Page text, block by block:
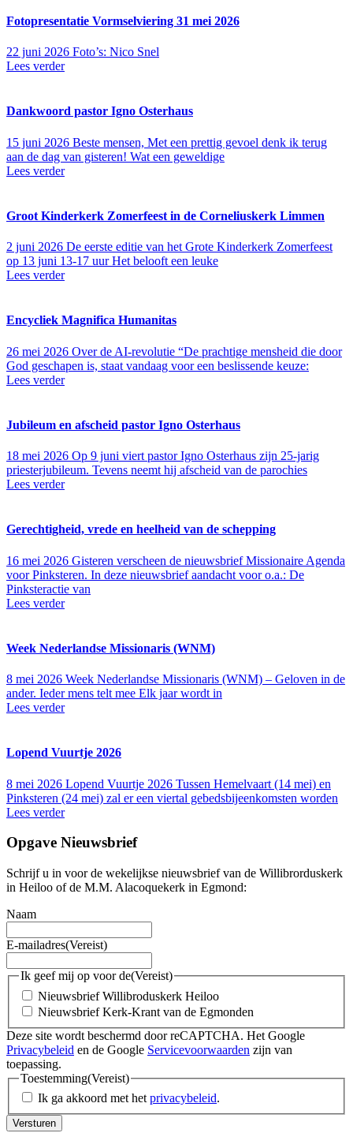
Fotopresentatie Vormselviering 31 mei 2026
22 juni 2026 Foto’s: Nico Snel
Lees verder
Dankwoord pastor Igno Osterhaus
15 juni 2026 Beste mensen, Met een prettig gevoel denk ik terug
aan de dag van gisteren! Wat een geweldige
Lees verder
Groot Kinderkerk Zomerfeest in de Corneliuskerk Limmen
2 juni 2026 De eerste editie van het Grote Kinderkerk Zomerfeest
op 13 juni 13-17 uur Het belooft een leuke
Lees verder
Encycliek Magnifica Humanitas
26 mei 2026 Over de AI-revolutie “De prachtige mensheid die door
God geschapen is, staat vandaag voor een beslissende keuze:
Lees verder
Jubileum en afscheid pastor Igno Osterhaus
18 mei 2026 Op 9 juni viert pastor Igno Osterhaus zijn 25-jarig
priesterjubileum. Tevens neemt hij afscheid van de parochies
Lees verder
Gerechtigheid, vrede en heelheid van de schepping
16 mei 2026 Gisteren verscheen de nieuwsbrief Missionaire Agenda
voor Pinksteren. In deze nieuwsbrief aandacht voor o.a.: De
Pinksteractie van
Lees verder
Week Nederlandse Missionaris (WNM)
8 mei 2026 Week Nederlandse Missionaris (WNM) – Geloven in de
ander. Ieder mens telt mee Elk jaar wordt in
Lees verder
Lopend Vuurtje 2026
8 mei 2026 Lopend Vuurtje 2026 Tussen Hemelvaart (14 mei) en
Pinksteren (24 mei) zal er een viertal gebedsbijeenkomsten worden
Lees verder
Opgave Nieuwsbrief
Schrijf u in voor de wekelijkse nieuwsbrief van de Willibrorduskerk
in Heiloo of de M.M. Alacoquekerk in Egmond:
Naam
E-mailadres(Vereist)
Ik geef mij op voor de(Vereist)
Nieuwsbrief Willibroduskerk Heiloo
Nieuwsbrief Kerk-Krant van de Egmonden
Deze site wordt beschermd door reCAPTCHA. Het Google
Privacybeleid en de Google Servicevoorwaarden zijn van
toepassing.
Toestemming(Vereist)
Ik ga akkoord met het privacybeleid.
Versturen